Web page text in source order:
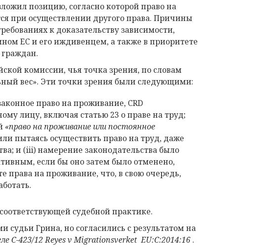
позицию, согласно которой право на
при осуществлении другого права. Причины
к доказательству зависимости,
ЕС и его иждивенцем, а также в приоритете
комиссии, чья точка зрения, по словам
вес». Эти точки зрения были следующими:
право на проживание, CRD
лицу, включая статью 23 о праве на труд;
«право на проживание или постоянное
пытаясь осуществить право на труд, даже
и (iii) намерение законодательства было
если бы оно затем было отменено,
права на проживание, что, в свою очередь,
судебной практике.
судьи Грина, но согласились с результатом на
C-423/12 Reyes v Migrationsverket EU:C:2014:16 .